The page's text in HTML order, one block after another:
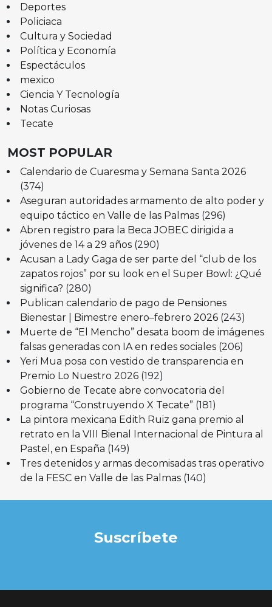
Deportes
Policiaca
Cultura y Sociedad
Política y Economía
Espectáculos
mexico
Ciencia Y Tecnología
Notas Curiosas
Tecate
MOST POPULAR
Calendario de Cuaresma y Semana Santa 2026
(374)
Aseguran autoridades armamento de alto poder y
equipo táctico en Valle de las Palmas (296)
Abren registro para la Beca JOBEC dirigida a
jóvenes de 14 a 29 años (290)
Acusan a Lady Gaga de ser parte del “club de los
zapatos rojos” por su look en el Super Bowl: ¿Qué
significa? (280)
Publican calendario de pago de Pensiones
Bienestar | Bimestre enero–febrero 2026 (243)
Muerte de “El Mencho” desata boom de imágenes
falsas generadas con IA en redes sociales (206)
Yeri Mua posa con vestido de transparencia en
Premio Lo Nuestro 2026 (192)
Gobierno de Tecate abre convocatoria del
programa “Construyendo X Tecate” (181)
La pintora mexicana Edith Ruiz gana premio al
retrato en la VIII Bienal Internacional de Pintura al
Pastel, en España (149)
Tres detenidos y armas decomisadas tras operativo
de la FESC en Valle de las Palmas (140)
Suscríbete